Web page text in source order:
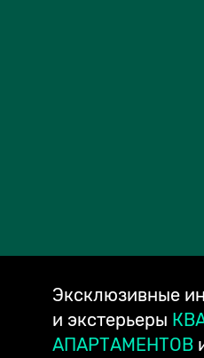
Эксклюзивные
и экстерьеры
АПАРТАМЕНТОВ